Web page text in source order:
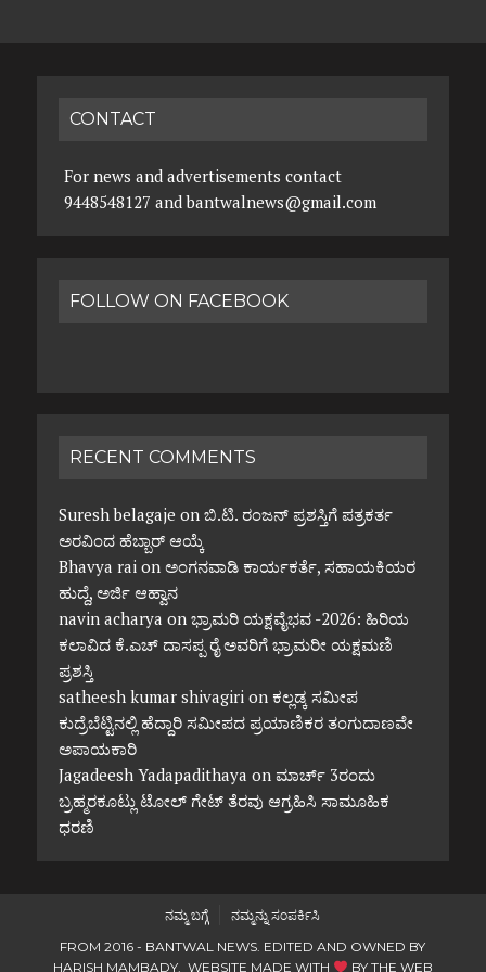
CONTACT
For news and advertisements contact
9448548127 and bantwalnews@gmail.com
FOLLOW ON FACEBOOK
RECENT COMMENTS
Suresh belagaje on ಬಿ.ಟಿ. ರಂಜನ್ ಪ್ರಶಸ್ತಿಗೆ ಪತ್ರಕರ್ತ
ಅರವಿಂದ ಹೆಬ್ಬಾರ್ ಆಯ್ಕೆ
Bhavya raion ಅಂಗನವಾಡಿ ಕಾರ್ಯಕರ್ತೆ, ಸಹಾಯಕಿಯರ
ಹುದ್ದೆ, ಅರ್ಜಿ ಆಹ್ವಾನ
navin acharya on ಭ್ರಾಮರಿ ಯಕ್ಷವೈಭವ -2026: ಹಿರಿಯ
ಕಲಾವಿದ ಕೆ.ಎಚ್ ದಾಸಪ್ಪ ರೈ ಅವರಿಗೆ ಭ್ರಾಮರೀ ಯಕ್ಷಮಣಿ
ಪ್ರಶಸ್ತಿ
satheesh kumar shivagirion ಕಲ್ಲಡ್ಕ ಸಮೀಪ
ಕುದ್ರೆಬೆಟ್ಟಿನಲ್ಲಿ ಹೆದ್ದಾರಿ ಸಮೀಪದ ಪ್ರಯಾಣಿಕರ ತಂಗುದಾಣವೇ
ಅಪಾಯಕಾರಿ
Jagadeesh Yadapadithaya on ಮಾರ್ಚ್ 3ರಂದು
ಬ್ರಹ್ಮರಕೂಟ್ಲು ಟೋಲ್ ಗೇಟ್ ತೆರವು ಆಗ್ರಹಿಸಿ ಸಾಮೂಹಿಕ
ಧರಣಿ
ನಮ್ಮ ಬಗ್ಗೆ
ನಮ್ಮನ್ನು ಸಂಪರ್ಕಿಸಿ
FROM 2016 - BANTWAL NEWS. EDITED AND OWNED BY
HARISH MAMBADY. WEBSITE MADE WITH
BY THE WEB